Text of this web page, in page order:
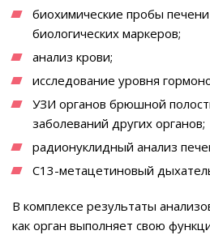
биохимические пробы
биологических маркеров;
анализ крови;
исследование уровня
УЗИ органов брюшной
заболеваний других органов;
радионуклидный анализ
С13-метацетиновый
В комплексе результаты
как орган выполняет свою